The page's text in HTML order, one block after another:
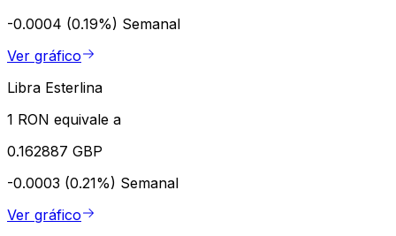
-0.0004 (0.19%) Semanal
Ver gráfico
Libra Esterlina
1 RON equivale a
0.162887 GBP
-0.0003 (0.21%) Semanal
Ver gráfico